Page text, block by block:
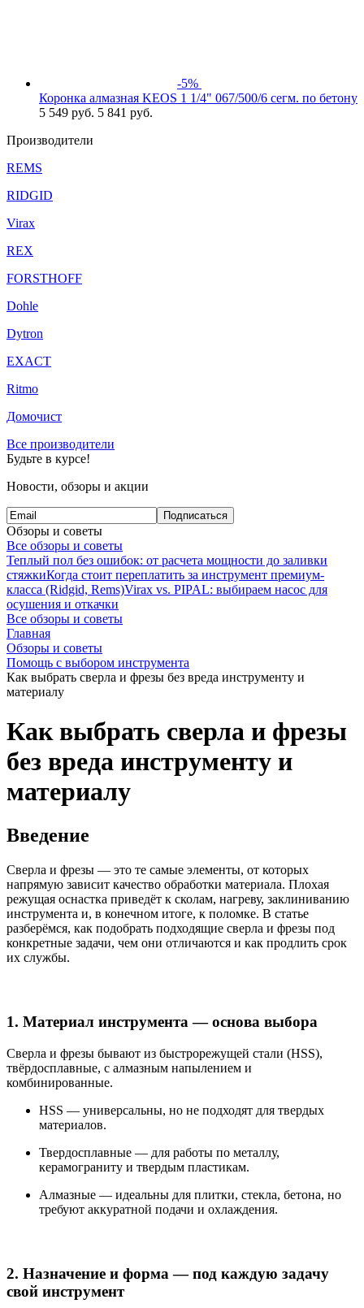
-5%
Коронка алмазная KEOS 1 1/4" 067/500/6 сегм. по бетону
5 549 руб. 5 841 руб.
Производители
REMS
RIDGID
Virax
REX
FORSTHOFF
Dohle
Dytron
EXACT
Ritmo
Домочист
Все производители
Будьте в курсе!
Новости, обзоры и акции
Подписаться
Обзоры и советы
Все обзоры и советы
Теплый пол без ошибок: от расчета мощности до заливки
стяжкиКогда стоит переплатить за инструмент премиум-
класса (Ridgid, Rems)Virax vs. PIPAL: выбираем насос для
осушения и откачки
Все обзоры и советы
Главная
Обзоры и советы
Помощь с выбором инструмента
Как выбрать сверла и фрезы без вреда инструменту и
материалу
Как выбрать сверла и фрезы
без вреда инструменту и
материалу
Введение
Сверла и фрезы — это те самые элементы, от которых
напрямую зависит качество обработки материала. Плохая
режущая оснастка приведёт к сколам, нагреву, заклиниванию
инструмента и, в конечном итоге, к поломке. В статье
разберёмся, как подобрать подходящие сверла и фрезы под
конкретные задачи, чем они отличаются и как продлить срок
их службы.
1. Материал инструмента — основа выбора
Сверла и фрезы бывают из быстрорежущей стали (HSS),
твёрдосплавные, с алмазным напылением и
комбинированные.
HSS — универсальны, но не подходят для твердых
материалов.
Твердосплавные — для работы по металлу,
керамограниту и твердым пластикам.
Алмазные — идеальны для плитки, стекла, бетона, но
требуют аккуратной подачи и охлаждения.
2. Назначение и форма — под каждую задачу
свой инструмент